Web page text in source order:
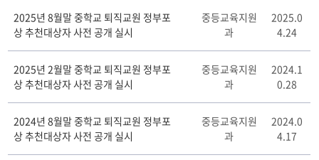
게
시
판
리
스
이
블
2025년 8월말 중학교 퇴직교원 정부포
상 추천대상자 사전 공개 실시
중등교육지원
과
2025.0
4.24
2025년 2월말 중학교 퇴직교원 정부포
상 추천대상자 사전 공개 실시
중등교육지원
과
2024.1
0.28
2024년 8월말 중학교 퇴직교원 정부포
상 추천대상자 사전 공개 실시
중등교육지원
과
2024.0
4.17